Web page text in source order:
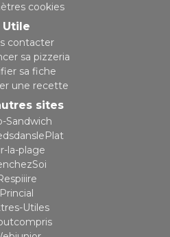
cookies
Utile
contacter
sa pizzeria
sa fiche
une recette
sites
Sandwich
la-plage
Princial
Utiles